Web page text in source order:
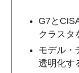
G7と
クラスタ
モデル・
透明化す